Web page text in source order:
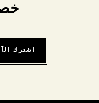
خصم
اشترك